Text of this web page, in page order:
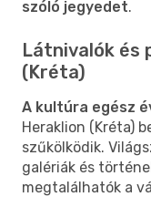
szóló jegyedet.
Látnivalók és
(Kréta)
A kultúra egész
Heraklion (Kréta)
szűkölködik.
galériák és
megtalálhatók a